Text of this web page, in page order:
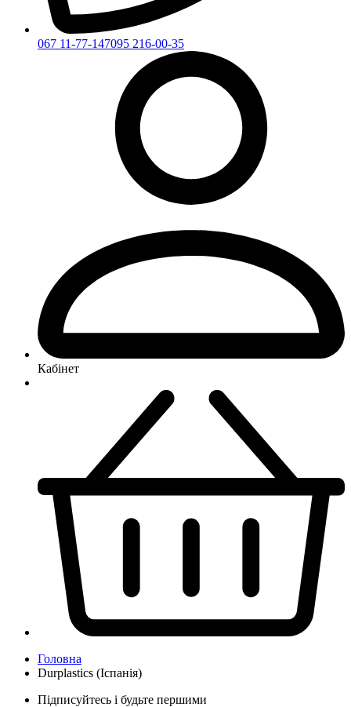
067 11-77-147095 216-00-35
Кабінет
Головна
Durplastics (Іспанія)
Підписуйтесь і будьте першими